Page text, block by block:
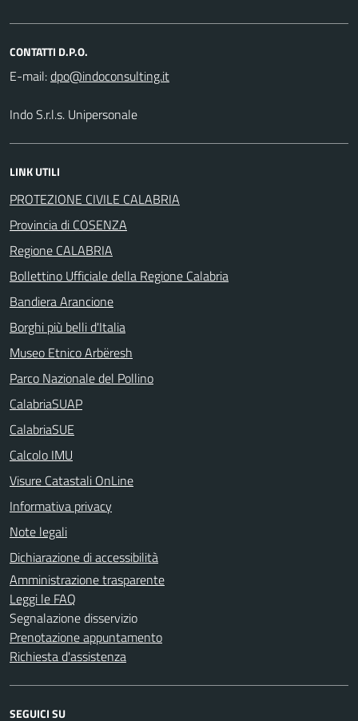
CONTATTI D.P.O.
E-mail:
Indo S.r.l.s. Unipersonale
LINK UTILI
PROTEZIONE CIVILE CALABRIA
Provincia di COSENZA
Regione CALABRIA
Bollettino Ufficiale della Regione Calabria
Bandiera Arancione
Borghi più belli d'Italia
Museo Etnico Arbëresh
Parco Nazionale del Pollino
CalabriaSUAP
CalabriaSUE
Calcolo IMU
Visure Catastali OnLine
Informativa privacy
Note legali
Dichiarazione di accessibilità
Amministrazione trasparente
Leggi le FAQ
Segnalazione disservizio
Prenotazione appuntamento
Richiesta d'assistenza
SEGUICI SU